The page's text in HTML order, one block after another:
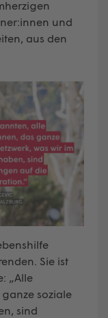
und
aus den
Sie ist
„Alle
soziale
sind